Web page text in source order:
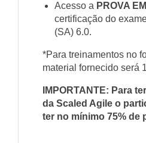
Acesso a PROVA
certificação do
(SA) 6.0.
*Para treinamentos no
material fornecido será
IMPORTANTE: Para
da Scaled Agile o
ter no mínimo 75% de